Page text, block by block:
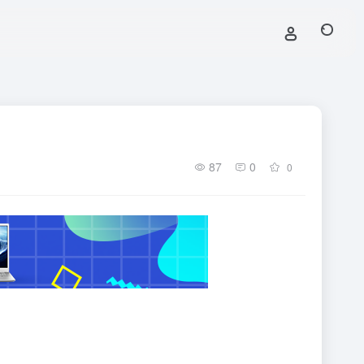
87 0 0